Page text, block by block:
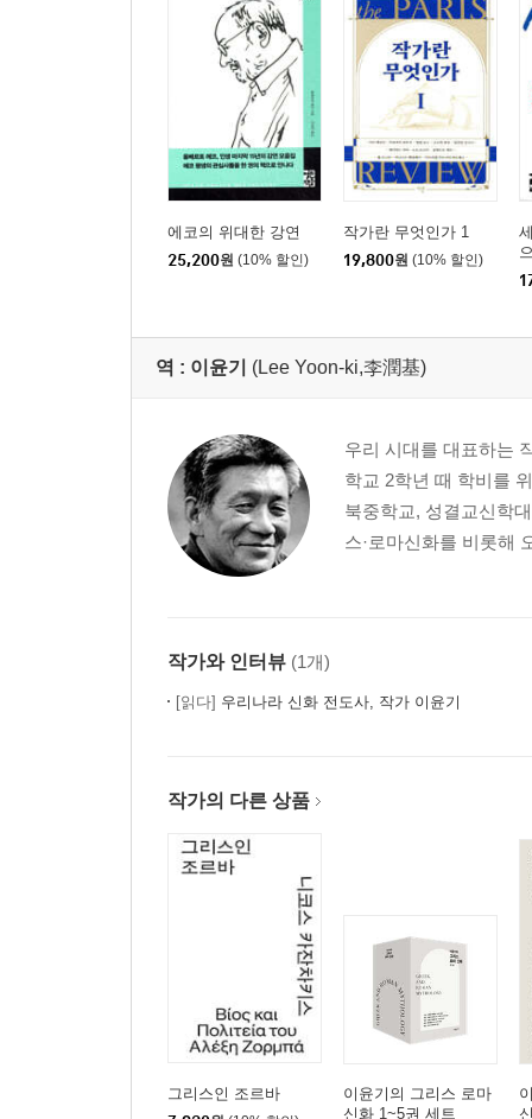
에코의 위대한 강연
25,200원 (10% 할인)
작가란 무엇인가 1
19,800원 (10% 할인)
역 : 이윤기 (Lee Yoon-ki,李潤基)
우리 시대를 대표하는
학교 2학년 때 학비를
북중학교, 성결교신학
스·로마신화를 비롯해
작가와 인터뷰 (1개)
[읽다] 우리나라 신화 전도사, 작가 이윤기
작가의 다른 상품
그리스인 조르바
이윤기의 그리스 로마
신화 1~5권 세트